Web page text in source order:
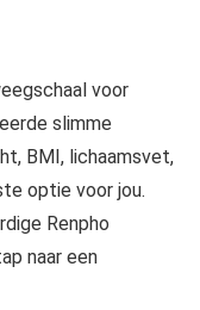
voor
slimme
BMI, lichaamsvet,
optie voor jou.
Renpho
naar een